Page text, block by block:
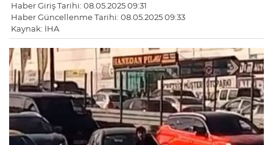
Haber Giriş Tarihi: 08.05.2025 09:31
Haber Güncellenme Tarihi: 08.05.2025 09:33
Kaynak: İHA